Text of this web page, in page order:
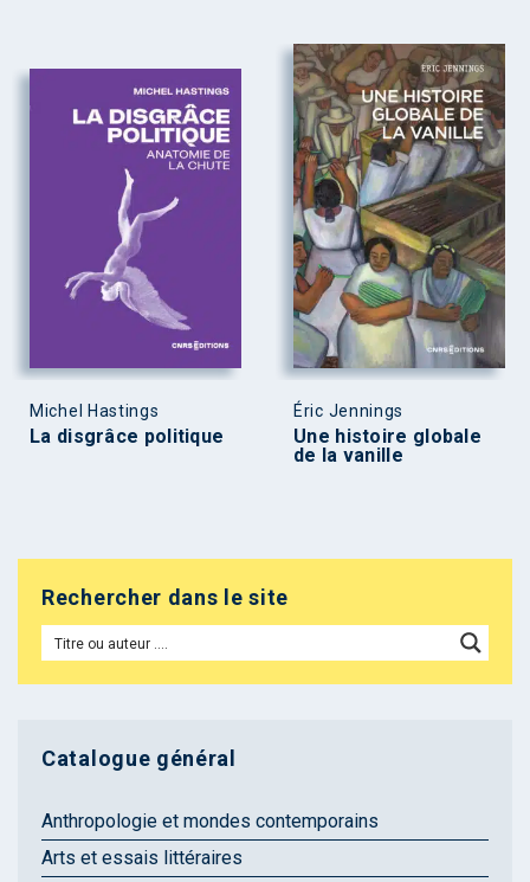
Michel Hastings
La disgrâce politique
Éric Jennings
Une histoire globale
de la vanille
Rechercher dans le site
Catalogue général
Anthropologie et mondes contemporains
Arts et essais littéraires